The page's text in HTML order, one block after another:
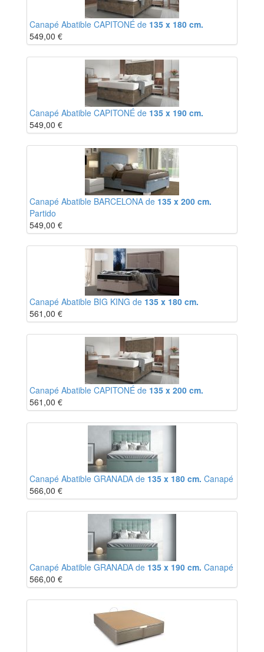
Canapé Abatible CAPITONÉ de 135 x 180 cm.
549,00 €
Canapé Abatible CAPITONÉ de 135 x 190 cm.
549,00 €
Canapé Abatible BARCELONA de 135 x 200 cm.
Partido
549,00 €
Canapé Abatible BIG KING de 135 x 180 cm.
561,00 €
Canapé Abatible CAPITONÉ de 135 x 200 cm.
561,00 €
Canapé Abatible GRANADA de 135 x 180 cm. Canapé
566,00 €
Canapé Abatible GRANADA de 135 x 190 cm. Canapé
566,00 €